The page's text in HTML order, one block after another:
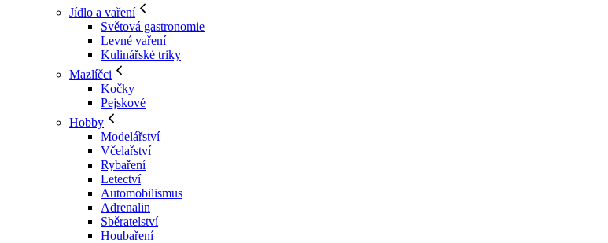
Jídlo a vaření
Světová gastronomie
Levné vaření
Kulinářské triky
Mazlíčci
Kočky
Pejskové
Hobby
Modelářství
Včelařství
Rybaření
Letectví
Automobilismus
Adrenalin
Sběratelství
Houbaření